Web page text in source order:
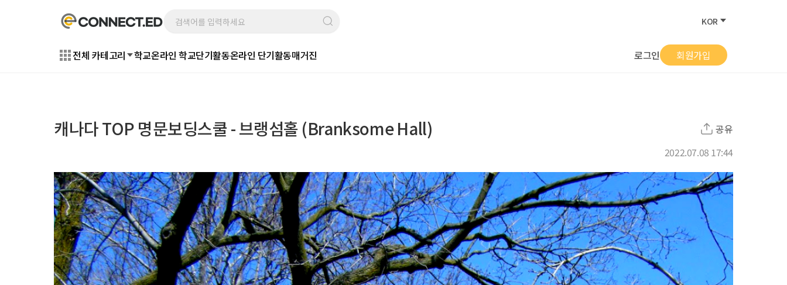
KOR
전체 카테고리 학교온라인 학교단기활동온라인 단기활동매거진 로그인 회원가입
캐나다 TOP 명문보딩스쿨 - 브랭섬홀 (Branksome Hall)
공유
2022.07.08 17:44